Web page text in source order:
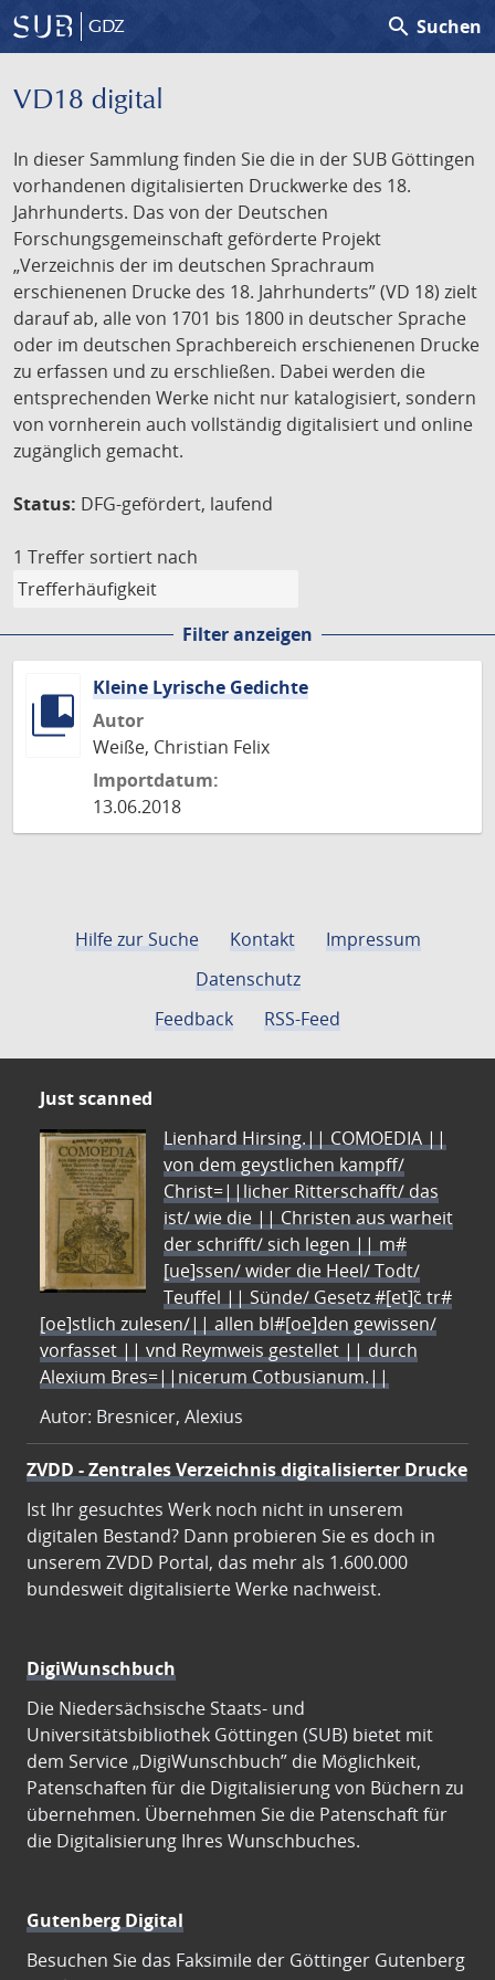
GDZ search Suchen
VD18 digital
In dieser Sammlung finden Sie die in der SUB Göttingen
vorhandenen digitalisierten Druckwerke des 18.
Jahrhunderts. Das von der Deutschen
Forschungsgemeinschaft geförderte Projekt
„Verzeichnis der im deutschen Sprachraum
erschienenen Drucke des 18. Jahrhunderts” (VD 18) zielt
darauf ab, alle von 1701 bis 1800 in deutscher Sprache
oder im deutschen Sprachbereich erschienenen Drucke
zu erfassen und zu erschließen. Dabei werden die
entsprechenden Werke nicht nur katalogisiert, sondern
von vornherein auch vollständig digitalisiert und online
zugänglich gemacht.
Status: DFG-gefördert, laufend
1 Treffer sortiert nach
Filter anzeigen
Kleine Lyrische Gedichte
Autor
Weiße, Christian Felix
Importdatum:
13.06.2018
Hilfe zur Suche Kontakt
Impressum
Datenschutz
Feedback
RSS-Feed
Just scanned
Lienhard Hirsing.|| COMOEDIA ||
von dem geystlichen kampff/
Christ=||licher Ritterschafft/ das
ist/ wie die || Christen aus warheit
der schrifft/ sich legen || m#
[ue]ssen/ wider die Heel/ Todt/
Teuffel || Sünde/ Gesetz #[et]c̃ tr#
[oe]stlich zulesen/|| allen bl#[oe]den gewissen/
vorfasset || vnd Reymweis gestellet || durch
Alexium Bres=||nicerum Cotbusianum.||
Autor: Bresnicer, Alexius
ZVDD - Zentrales Verzeichnis digitalisierter Drucke
Ist Ihr gesuchtes Werk noch nicht in unserem
digitalen Bestand? Dann probieren Sie es doch in
unserem ZVDD Portal, das mehr als 1.600.000
bundesweit digitalisierte Werke nachweist.
DigiWunschbuch
Die Niedersächsische Staats- und
Universitätsbibliothek Göttingen (SUB) bietet mit
dem Service „DigiWunschbuch” die Möglichkeit,
Patenschaften für die Digitalisierung von Büchern zu
übernehmen. Übernehmen Sie die Patenschaft für
die Digitalisierung Ihres Wunschbuches.
Gutenberg Digital
Besuchen Sie das Faksimile der Göttinger Gutenberg